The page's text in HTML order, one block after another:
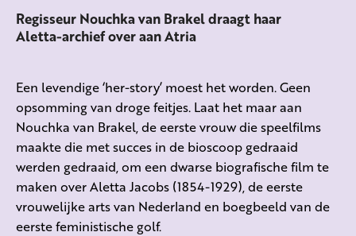
Regisseur Nouchka van Brakel draagt haar
Aletta-archief over aan Atria
Een levendige ‘her-story’ moest het worden. Geen
opsomming van droge feitjes. Laat het maar aan
Nouchka van Brakel, de eerste vrouw die speelfilms
maakte die met succes in de bioscoop gedraaid
werden gedraaid, om een dwarse biografische film te
maken over Aletta Jacobs (1854-1929), de eerste
vrouwelijke arts van Nederland en boegbeeld van de
eerste feministische golf.